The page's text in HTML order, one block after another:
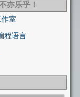
亦乐乎！
室
程语言